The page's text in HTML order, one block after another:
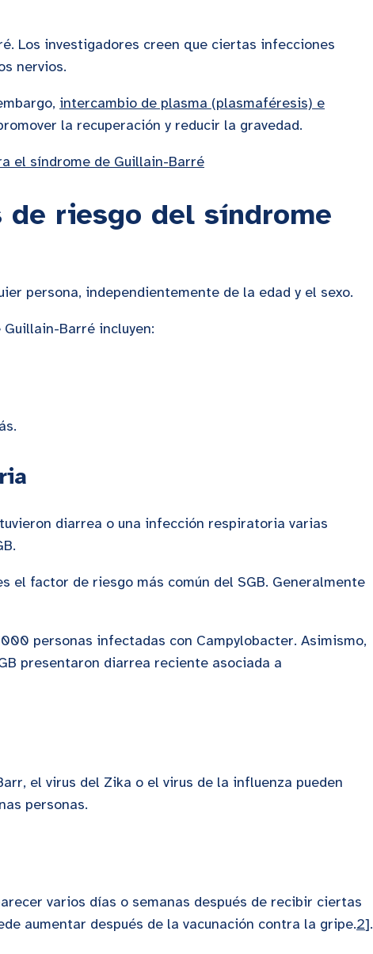
Los investigadores creen que ciertas infecciones
nervios.
intercambio de plasma (plasmaféresis) e
la recuperación y reducir la gravedad.
el síndrome de Guillain-Barré
de riesgo del síndrome
persona, independientemente de la edad y el sexo.
Barré incluyen:
diarrea o una infección respiratoria varias
el factor de riesgo más común del SGB. Generalmente
personas infectadas con Campylobacter. Asimismo,
presentaron diarrea reciente asociada a
el virus del Zika o el virus de la influenza pueden
personas.
varios días o semanas después de recibir ciertas
aumentar después de la vacunación contra la gripe.2].